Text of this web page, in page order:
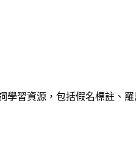
習資源，包括假名標註、